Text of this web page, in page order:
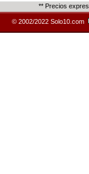
** Precios
© 2002/2022 Solo10.com